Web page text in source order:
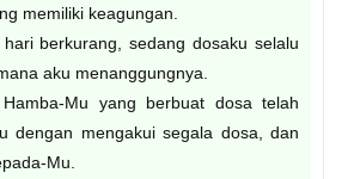
memiliki keagungan.
berkurang, sedang dosaku selalu
aku menanggungnya.
Mu yang berbuat dosa telah
dengan mengakui segala dosa, dan
Mu.